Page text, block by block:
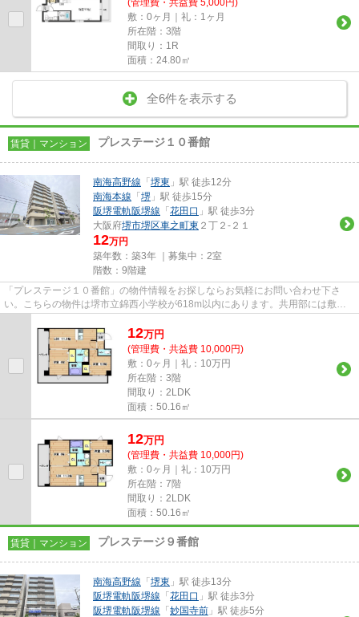
(管理費・共益費 5,000円)
敷：0ヶ月｜礼：1ヶ月
所在階：3階
間取り：1R
面積：24.80㎡
全6件を表示する
賃貸｜マンション プレステージ１０番館
南海高野線 「 堺東 」駅 徒歩12分
南海本線 「 堺 」駅 徒歩15分
阪堺電軌阪堺線 「 花田口 」駅 徒歩3分
大阪府堺市堺区車之町東 ２丁２-２１
12万円
築年数：築3年 ｜募集中： 2室
階数：9階建
「プレステージ１０番館」の物件情報をお探しならお気軽にお問い合わせ下さ
い。こちらの物件は堺市立錦西小学校が618m以内にあります。共用部には敷地
12万円
(管理費・共益費 10,000円)
敷：0ヶ月｜礼：10万円
所在階：3階
間取り：2LDK
面積：50.16㎡
12万円
(管理費・共益費 10,000円)
敷：0ヶ月｜礼：10万円
所在階：7階
間取り：2LDK
面積：50.16㎡
賃貸｜マンション プレステージ９番館
南海高野線 「 堺東 」駅 徒歩13分
阪堺電軌阪堺線 「 花田口 」駅 徒歩3分
阪堺電軌阪堺線 「 妙国寺前 」駅 徒歩5分